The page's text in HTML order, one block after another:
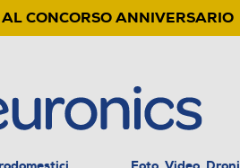
CONCORSO ANNIVERSARIO